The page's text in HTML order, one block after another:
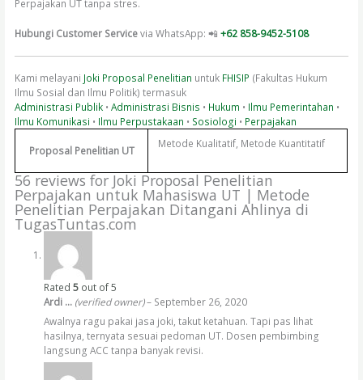
Perpajakan UT tanpa stres.
Hubungi Customer Servicevia WhatsApp: 📲 +62 858-9452-5108
Kami melayani Joki Proposal Penelitian untuk FHISIP (Fakultas Hukum
Ilmu Sosial dan Ilmu Politik) termasuk
Administrasi Publik •Administrasi Bisnis • Hukum • Ilmu Pemerintahan •
Ilmu Komunikasi • Ilmu Perpustakaan • Sosiologi • Perpajakan
Proposal Penelitian UT
Metode Kualitatif, Metode Kuantitatif
56 reviews for Joki Proposal Penelitian
Perpajakan untuk Mahasiswa UT | Metode
Penelitian Perpajakan Ditangani Ahlinya di
TugasTuntas.com
Rated 5out of 5
Ardi … (verified owner) – September 26, 2020
Awalnya ragu pakai jasa joki, takut ketahuan. Tapi pas lihat
hasilnya, ternyata sesuai pedoman UT. Dosen pembimbing
langsung ACC tanpa banyak revisi.